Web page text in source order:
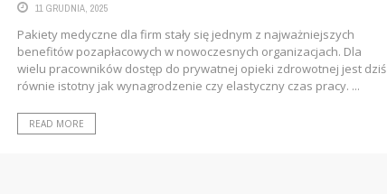
11 GRUDNIA, 2025
Pakiety medyczne dla firm stały się jednym z najważniejszych
benefitów pozapłacowych w nowoczesnych organizacjach. Dla
wielu pracowników dostęp do prywatnej opieki zdrowotnej jest dziś
równie istotny jak wynagrodzenie czy elastyczny czas pracy. ...
READ MORE